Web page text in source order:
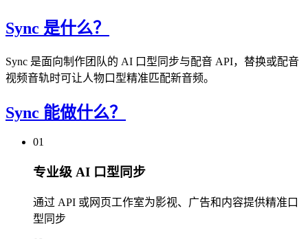
Sync 是什么？
Sync 是面向制作团队的 AI 口型同步与配音 API，替换或配音
视频音轨时可让人物口型精准匹配新音频。
Sync 能做什么？
01
专业级 AI 口型同步
通过 API 或网页工作室为影视、广告和内容提供精准口
型同步